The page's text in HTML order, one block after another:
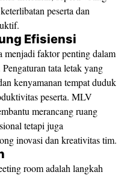
peserta dan
Efisiensi
menjadi faktor penting dalam
tata letak yang
kenyamanan tempat duduk
peserta. MLV
merancang ruang
tetapi juga
inovasi dan kreativitas tim.
room adalah langkah